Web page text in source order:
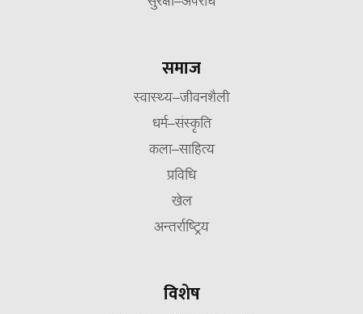
समाज
स्वास्थ्य–जीवनशैली
धर्म–संस्कृति
कला–साहित्य
प्रविधि
खेल
अन्तर्राष्ट्रिय
विशेष